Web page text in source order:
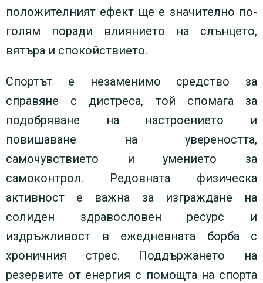
положителният ефект ще е значително по-
голям поради влиянието на слънцето,
вятъра и спокойствието.
Спортът е незаменимо средство за
справяне с дистреса, той спомага за
подобряване на настроението и
повишаване на увереността,
самочувствието и умението за
самоконтрол. Редовната физическа
активност е важна за изграждане на
солиден здравословен ресурс и
издръжливост в ежедневната борба с
хроничния стрес. Поддържането на
резервите от енергия с помощта на спорта